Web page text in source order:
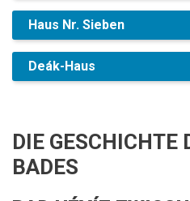
Haus Nr. Sieben
Deák-Haus
DIE GESCHICHTE
BADES